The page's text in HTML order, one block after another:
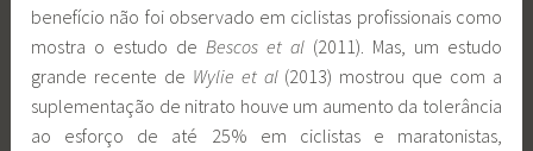
benefício não foi observado em ciclistas profissionais como
mostra o estudo de Bescos et al(2011). Mas, um estudo
grande recente de Wylie et al (2013) mostrou que com a
suplementação de nitrato houve um aumento da tolerância
ao esforço de até 25% em ciclistas e maratonistas,